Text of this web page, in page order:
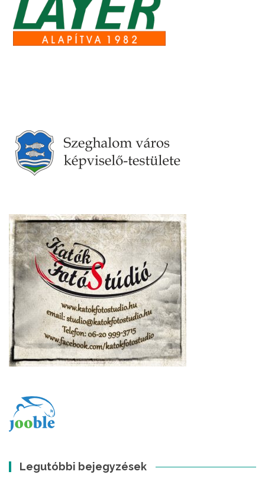
Legutóbbi bejegyzések